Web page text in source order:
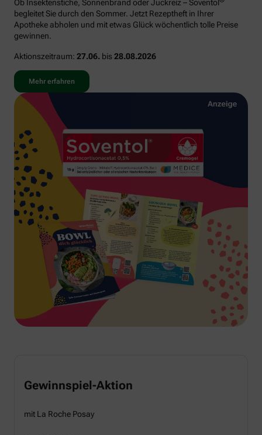
Ob Insektenstiche, Sonnenbrand oder Juckreiz – Soventol
begleitet Sie durch den Sommer. Jetzt Rezeptheft in Ihrer
Apotheke abholen und mit etwas Glück wöchentlich tolle Preise
gewinnen.
Aktionszeitraum: 27.06. bis 28.08.2026
Mehr erfahren
Gewinnspiel-Aktion
mit La Roche Posay